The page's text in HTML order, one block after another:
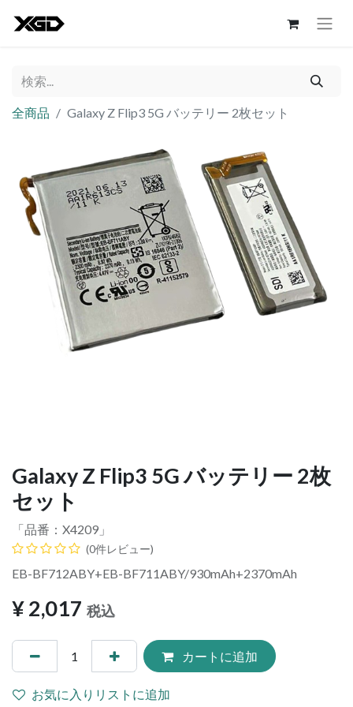
全商品 Galaxy Z Flip3 5G バッテリー 2枚セット
Galaxy Z Flip3 5G バッテリー 2枚
セット
「品番： X4209 」
(0件レビュー)
EB-BF712ABY+EB-BF711ABY/930mAh+2370mAh
¥2,017 税込
カートに追加
お気に入りリストに追加